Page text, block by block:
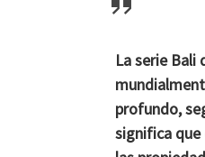
La serie Bali
profundo,
significa que